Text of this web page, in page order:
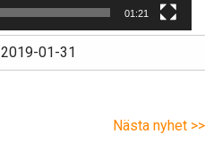
01:21
01-31
Nästa nyhet >>